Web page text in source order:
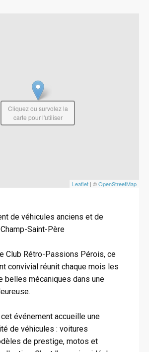
Leaflet | ©OpenStreetMap
Cliquez ou survolez la
carte pour l'utiliser
de véhicules anciens et de
Saint-Père
Club Rétro-Passions Pérois, ce
convivial réunit chaque mois les
belles mécaniques dans une
événement accueille une
de véhicules : voitures
de prestige, motos et